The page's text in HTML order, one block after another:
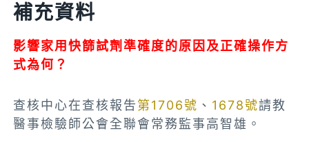
補充資料
影響家用快篩試劑準確度的原因及正確操作方
式為何？
查核中心在查核報吿第1706號 、 1678號請教
醫事檢驗師公會全聯會常務監事高智雄。